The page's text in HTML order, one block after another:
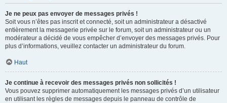
Je ne peux pas envoyer de messages privés !
Soit vous n’êtes pas inscrit et connecté, soit un administrateur a désactivé
entièrement la messagerie privée sur le forum, soit un administrateur ou un
modérateur a décidé de vous empêcher d’envoyer des messages privés. Pour
plus d’informations, veuillez contacter un administrateur du forum.
Haut
Je continue à recevoir des messages privés non sollicités !
Vous pouvez supprimer automatiquement les messages privés d’un utilisateur
en utilisant les règles de messages depuis le panneau de contrôle de